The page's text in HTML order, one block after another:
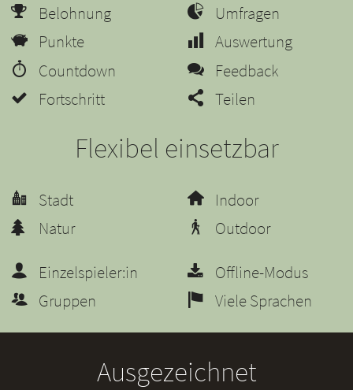
Belohnung
Punkte
Countdown
Fortschritt
Umfragen
Auswertung
Feedback
Teilen
Flexibel einsetzbar
Stadt
Natur
Indoor
Outdoor
Einzelspieler:in
Gruppen
Offline-Modus
Viele Sprachen
Ausgezeichnet